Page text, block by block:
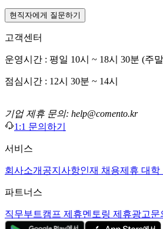
현직자에게 질문하기
고객센터
운영시간 : 평일 10시 ~ 18시 30분 (주
점심시간 : 12시 30분 ~ 14시
기업 제휴 문의: help@comento.kr
1:1 문의하기
서비스
회사소개 공지사항인재 채용제휴 대학
파트너스
직무부트캠프 제휴멘토링 제휴광고문